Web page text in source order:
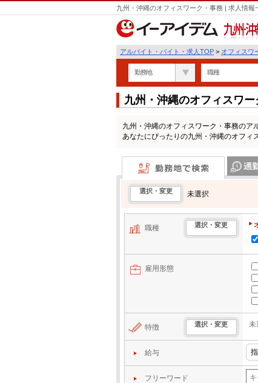
九州・沖縄のオフィスワーク・事務 | 求人情
九州・沖
アルバイト・バイト・求人TOP > オフィスワ
勤務地 職種
九州・沖縄のオフィスワ
九州・沖縄のオフィスワーク・事務のア
あなたにぴったりの九州・沖縄のオフィ
勤務地で検索
選択・変更 未選択
職種 選択・変更
雇用形態
特徴 選択・変更 未
給与
フリーワード